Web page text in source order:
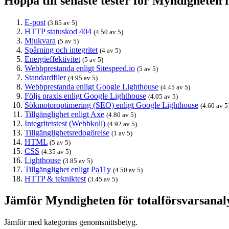
E-post (3.85 av 5)
HTTP statuskod 404 (4.50 av 5)
Mjukvara (5 av 5)
Spårning och integritet (4 av 5)
Energieffektivitet (5 av 5)
Webbprestanda enligt Sitespeed.io (5 av 5)
Standardfiler (4.95 av 5)
Webbprestanda enligt Google Lighthouse (4.45 av 5)
Följs praxis enligt Google Lighthouse (4.05 av 5)
Sökmotoroptimering (SEO) enligt Google Lighthouse (4.60 av
Tillgänglighet enligt Axe (4.80 av 5)
Integritetstest (Webbkoll) (4.92 av 5)
Tillgänglighetsredogörelse (1 av 5)
HTML (5 av 5)
CSS (4.35 av 5)
Lighthouse (3.85 av 5)
Tillgänglighet enligt Pa11y (4.50 av 5)
HTTP & tekniktest (3.45 av 5)
Jämför Myndigheten för
Jämför med kategorins genomsnittsbetyg.